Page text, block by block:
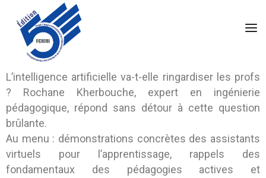
L’intelligence artificielle va-t-elle ringardiser les profs
? Rochane Kherbouche, expert en ingénierie
pédagogique, répond sans détour à cette question
brûlante.
Au menu : démonstrations concrètes des assistants
virtuels pour l’apprentissage, rappels des
fondamentaux des pédagogies actives et